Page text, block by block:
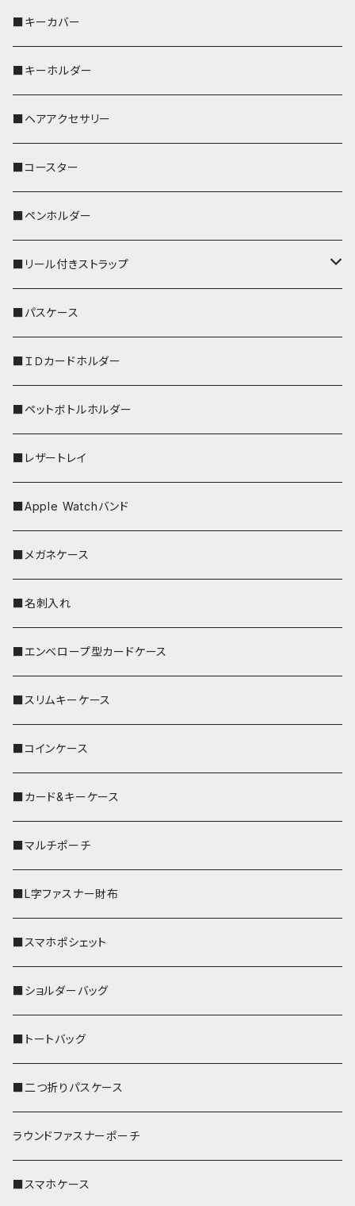
バッグインバッグ
オカメインコ
歌うオカメちゃん
おかめ３兄弟
セキセイインコ
文鳥
鹿
ペンギン
■キーカバー
■キーホルダー
■ヘアアクセサリー
■コースター
■ペンホルダー
■リール付きストラップ
リールのみ
ストラップ付
■パスケース
■ＩＤカードホルダー
■ペットボトルホルダー
■レザートレイ
■Apple Watchバンド
■メガネケース
■名刺入れ
■エンベロープ型カードケース
■スリムキーケース
■コインケース
■カード&キーケース
■マルチポーチ
■L字ファスナー財布
■スマホポシェット
■ショルダーバッグ
■トートバッグ
■二つ折りパスケース
ラウンドファスナーポーチ
■スマホケース